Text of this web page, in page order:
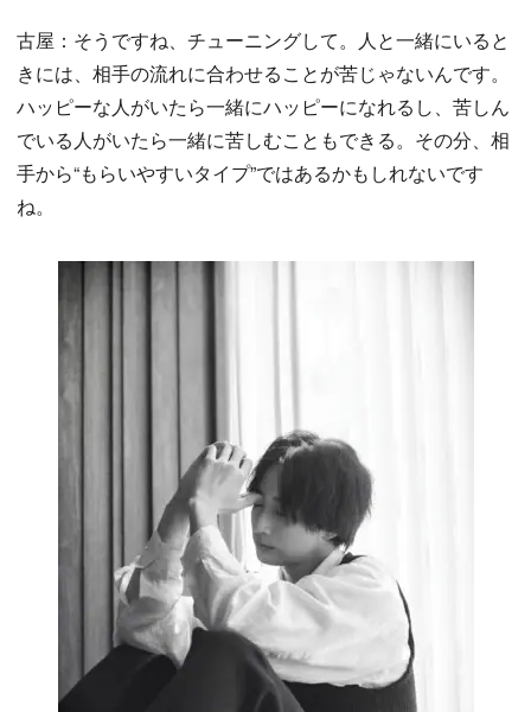
古屋：そうですね、チューニングして。人と一緒にいると
きには、相手の流れに合わせることが苦じゃないんです。
ハッピーな人がいたら一緒にハッピーになれるし、苦しん
でいる人がいたら一緒に苦しむこともできる。その分、相
手から“もらいやすいタイプ”ではあるかもしれないです
ね。